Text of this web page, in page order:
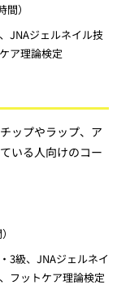
）
JNAジェルネイル技
ア理論検定
ップやラップ、ア
いる人向けのコー
3級、JNAジェルネイ
フットケア理論検定